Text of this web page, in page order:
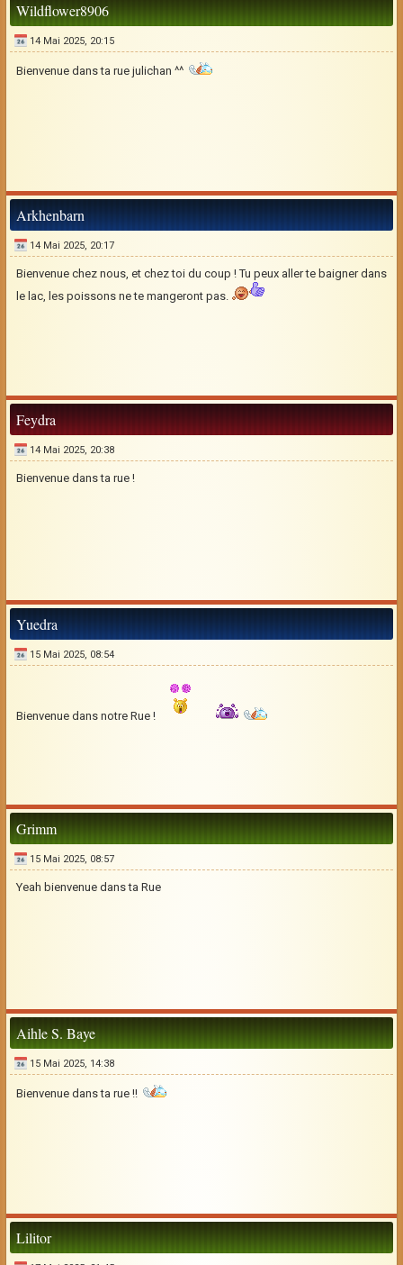
Wildflower8906
14 Mai 2025, 20:15
Bienvenue dans ta rue julichan ^^
Arkhenbarn
14 Mai 2025, 20:17
Bienvenue chez nous, et chez toi du coup ! Tu peux aller te baigner dans
le lac, les poissons ne te mangeront pas.
Feydra
14 Mai 2025, 20:38
Bienvenue dans ta rue !
Yuedra
15 Mai 2025, 08:54
Bienvenue dans notre Rue !
Grimm
15 Mai 2025, 08:57
Yeah bienvenue dans ta Rue
Aihle S. Baye
15 Mai 2025, 14:38
Bienvenue dans ta rue !!
Lilitor